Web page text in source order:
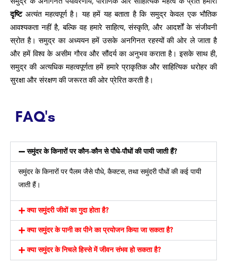
दृष्टिअत्यंत महत्वपूर्ण है। यह हमें यह बताता है कि समुद्र केवल एक भौतिक
आवश्यकता नहीं है, बल्कि वह हमारे साहित्य, संस्कृति, और आदर्शों के संजीवनी
स्रोत है। समुद्र का अध्ययन हमें उसके अनगिनत रहस्यों की ओर ले जाता है
और हमें विश्व के असीम गौरव और सौंदर्य का अनुभव कराता है। इसके साथ ही,
समुद्र की अत्यधिक महत्वपूर्णता हमें हमारे प्राकृतिक और साहित्यिक धरोहर की
सुरक्षा और संरक्षण की जरूरत की ओर प्रेरित करती है।
FAQ's
समुंदर के किनारों पर कौन-कौन से पौधे-पौधों की पायी जाती हैं?
समुंदर के किनारों पर पैलम जैसे पौधे, कैक्टस, तथा समुंदरी पौधों की कई पायी
जाती हैं।
क्या समुंदरी जीवों का गुदा होता है?
क्या समुंदर के पानी का पीने का प्रयोजन किया जा सकता है?
क्या समुंदर के निचले हिस्से में जीवन संभव हो सकता है?